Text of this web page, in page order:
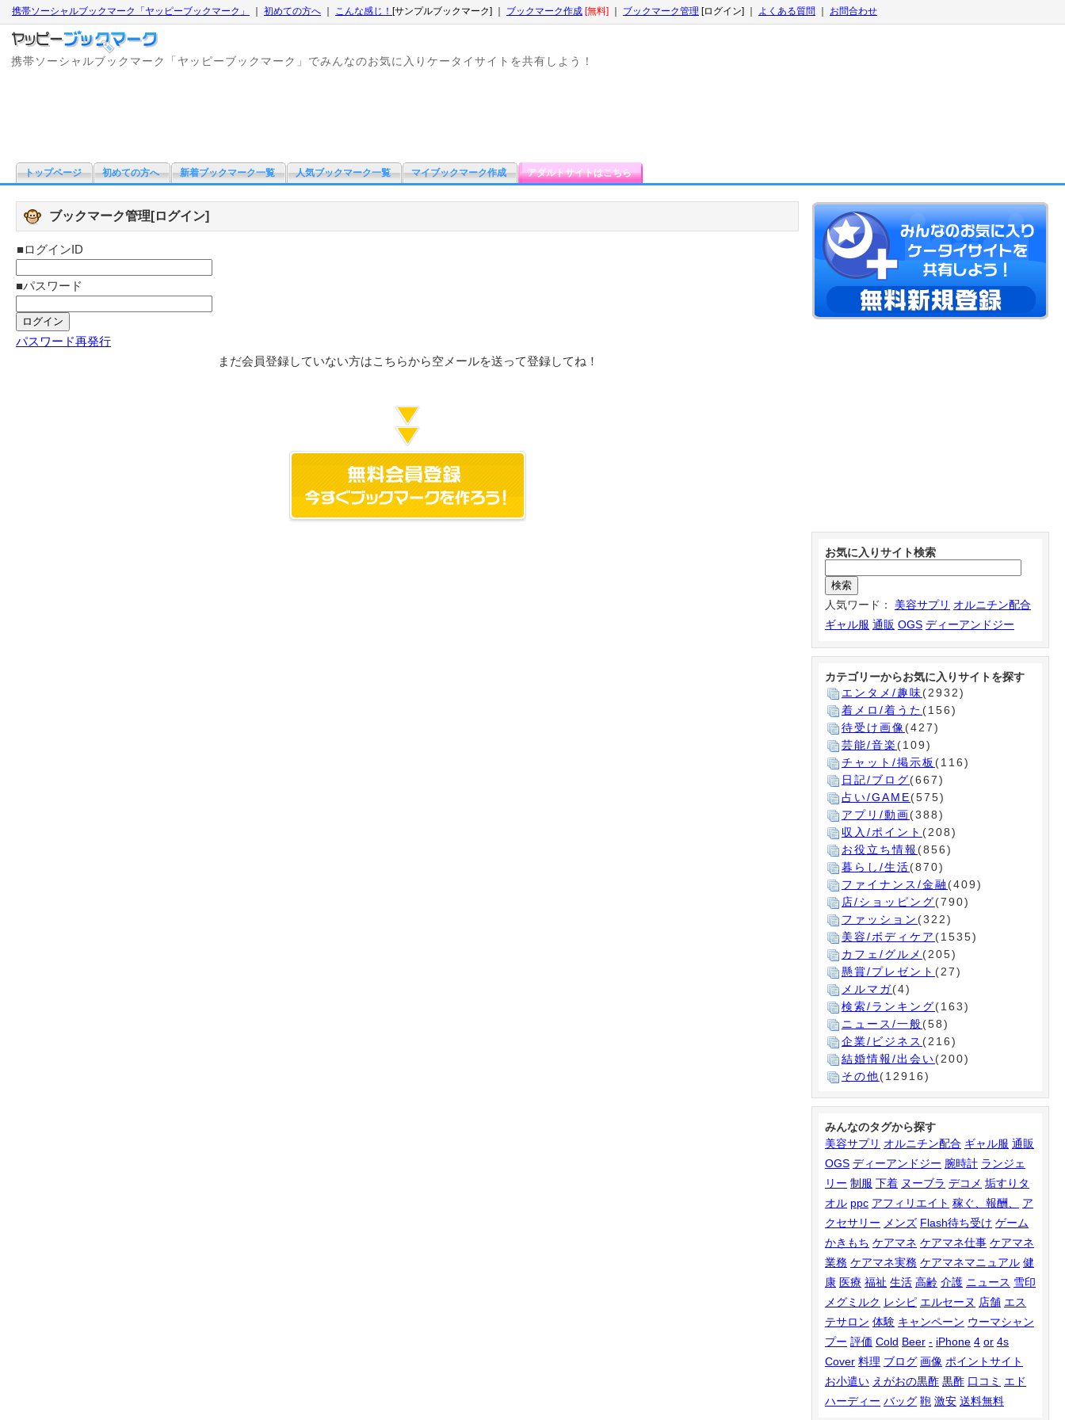
携帯ソーシャルブックマーク「ヤッピーブックマーク」 初めての方へ こんな感じ！ [サンプルブックマーク] ｜ ブックマーク作成 [無料] ブックマーク管理 [ログイン] ｜ よくある質問 お問合わせ
携帯ソーシャルブックマーク「ヤッピーブックマーク」でみんなのお気に入りケータイサイトを共有しよう！
トップページ 初めての方へ 新着ブックマーク一覧 人気ブックマーク一覧 マイブックマーク作成 アダルトサイトはこちら
ブックマーク管理[ログイン]
■ログインID
■パスワード
パスワード再発行
まだ会員登録していない方はこちらから空メールを送って登録してね！
お気に入りサイト検索
人気ワード： 美容サプリ オルニチン配合
ギャル服 通販 OGS ディーアンドジー
カテゴリーからお気に入りサイトを探す
エンタメ/趣味(2932)
着メロ/着うた (156)
待受け画像(427)
芸能/音楽 (109)
チャット/掲示板 (116)
日記/ブログ(667)
占い/GAME(575)
アプリ/動画(388)
収入/ポイント (208)
お役立ち情報 (856)
暮らし/生活(870)
ファイナンス/金融 (409)
店/ショッピング(790)
ファッション (322)
美容/ボディケア (1535)
カフェ/グルメ (205)
懸賞/プレゼント (27)
メルマガ(4)
検索/ランキング(163)
ニュース/一般(58)
企業/ビジネス (216)
結婚情報/出会い(200)
その他(12916)
みんなのタグから探す
美容サプリ オルニチン配合 ギャル服 通販
OGS ディーアンドジー 腕時計 ランジェ
リー 制服 下着 ヌーブラ デコメ 垢すりタ
オル ppc アフィリエイト 稼ぐ、報酬、
ア
クセサリー メンズ Flash待ち受け ゲーム
かきもち ケアマネ ケアマネ仕事 ケアマネ
業務 ケアマネ実務 ケアマネマニュアル 健
康 医療 福祉 生活 高齢 介護 ニュース 雪印
メグミルク レシピ エルセーヌ 店舗 エス
テサロン 体験 キャンペーン ウーマシャン
プー 評価 Cold Beer - iPhone 4 or 4s
Cover 料理 ブログ 画像 ポイントサイト
お小遣い えがおの黒酢 黒酢 口コミ エド
ハーディー バッグ 鞄 激安 送料無料